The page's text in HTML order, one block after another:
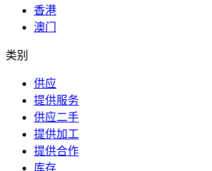
香港
澳门
类别
供应
提供服务
供应二手
提供加工
提供合作
库存